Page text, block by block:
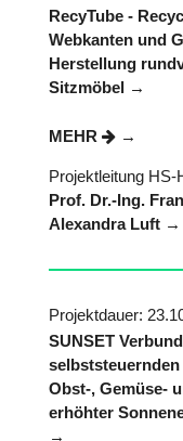
RecyTube -
Webkanten und
Herstellung
Sitzmöbel
MEHR
Projektleitung HS-
Prof. Dr.-Ing.
Alexandra Luft
Projektdauer:
SUNSET
Obst-, Gemüse-
erhöhter